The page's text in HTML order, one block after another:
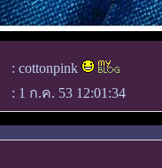
: cottonpink
: 1 ก.ค. 53 12:01:34